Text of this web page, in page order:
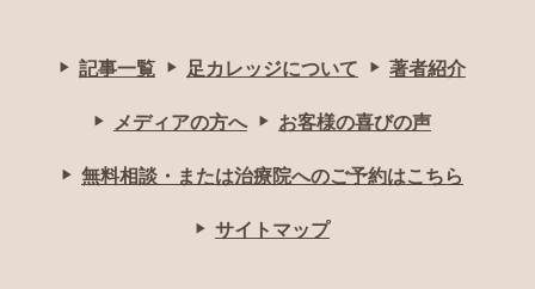
記事一覧 足カレッジについて 著者紹介
メディアの方へ お客様の喜びの声
無料相談・または治療院へのご予約はこちら
サイトマップ